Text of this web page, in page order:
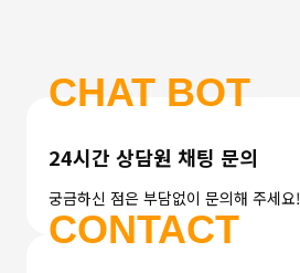
CHAT BOT
24시간 상담원 채팅 문의
궁금하신 점은 부담없이 문의해 주세요!
CONTACT